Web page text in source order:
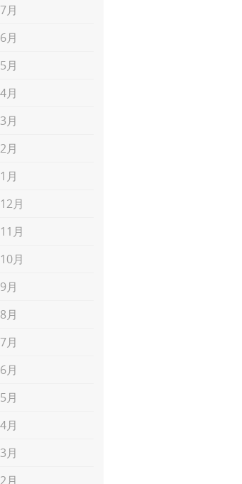
月
月
月
月
月
月
月
月
月
月
月
月
月
月
月
月
月
月